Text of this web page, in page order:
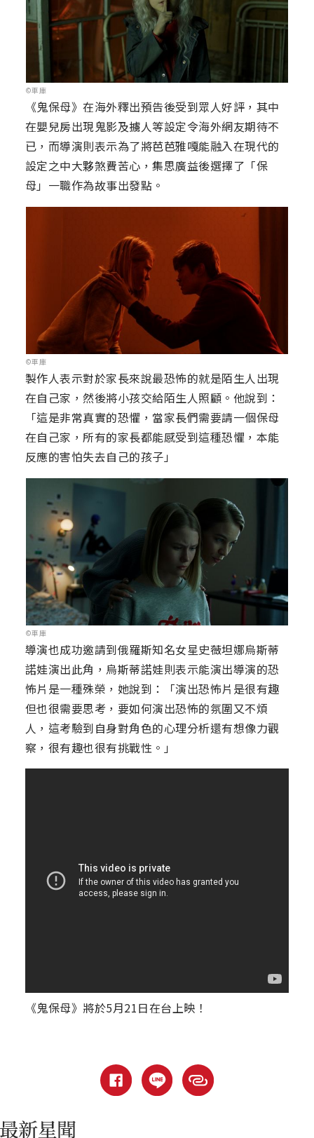
©車庫
《鬼保母》在海外釋出預告後受到眾人好評，其中
在嬰兒房出現鬼影及擄人等設定令海外網友期待不
已，而導演則表示為了將芭芭雅嘎能融入在現代的
設定之中大夥煞費苦心，集思廣益後選擇了「保
母」一職作為故事出發點。
©車庫
製作人表示對於家長來說最恐怖的就是陌生人出現
在自己家，然後將小孩交給陌生人照顧。他說到：
「這是非常真實的恐懼，當家長們需要請一個保母
在自己家，所有的家長都能感受到這種恐懼，本能
反應的害怕失去自己的孩子」
©車庫
導演也成功邀請到俄羅斯知名女星史薇坦娜烏斯蒂
諾娃演出此角，烏斯蒂諾娃則表示能演出導演的恐
怖片是一種殊榮，她說到：「演出恐怖片是很有趣
但也很需要思考，要如何演出恐怖的氛圍又不煩
人，這考驗到自身對角色的心理分析還有想像力觀
察，很有趣也很有挑戰性。」
《鬼保母》將於5月21日在台上映！